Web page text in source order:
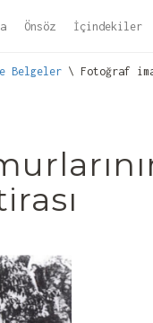
Önsöz İçindekiler
Belgeler\ Fotoğraf